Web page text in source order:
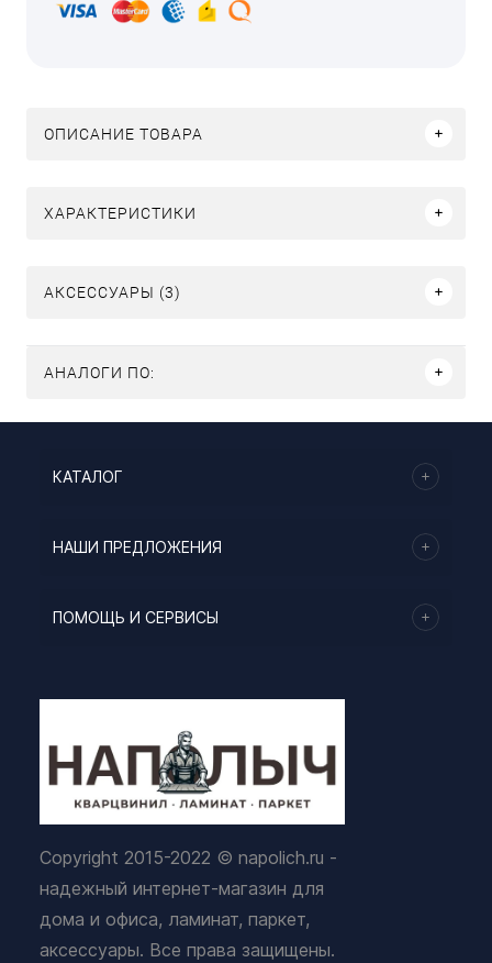
ОПИСАНИЕ ТОВАРА
ХАРАКТЕРИСТИКИ
АКСЕССУАРЫ (3)
АНАЛОГИ ПО:
КАТАЛОГ
НАШИ ПРЕДЛОЖЕНИЯ
ПОМОЩЬ И СЕРВИСЫ
Copyright 2015-2022 © napolich.ru -
надежный интернет-магазин для
дома и офиса, ламинат, паркет,
аксессуары. Все права защищены.